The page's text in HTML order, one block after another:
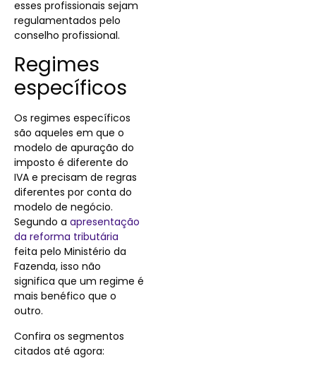
esses profissionais sejam
regulamentados pelo
conselho profissional.
Regimes
específicos
Os regimes específicos
são aqueles em que o
modelo de apuração do
imposto é diferente do
IVA e precisam de regras
diferentes por conta do
modelo de negócio.
Segundo a apresentação
da reforma tributária
feita pelo Ministério da
Fazenda, isso não
significa que um regime é
mais benéfico que o
outro.
Confira os segmentos
citados até agora: